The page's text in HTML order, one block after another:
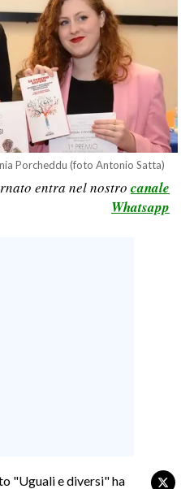
Porcheddu (foto Antonio Satta)
entra nel nostro canale
Whatsapp
"Uguali e diversi" ha